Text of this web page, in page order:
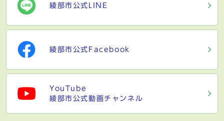
綾部市公式LINE
綾部市公式Facebook
YouTube
綾部市公式動画チャンネル